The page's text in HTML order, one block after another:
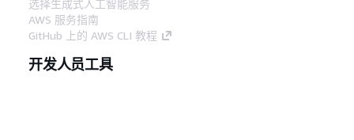
选择生成式人工智能服务
AWS 服务指南
GitHub 上的 AWS CLI 教程
开发人员工具